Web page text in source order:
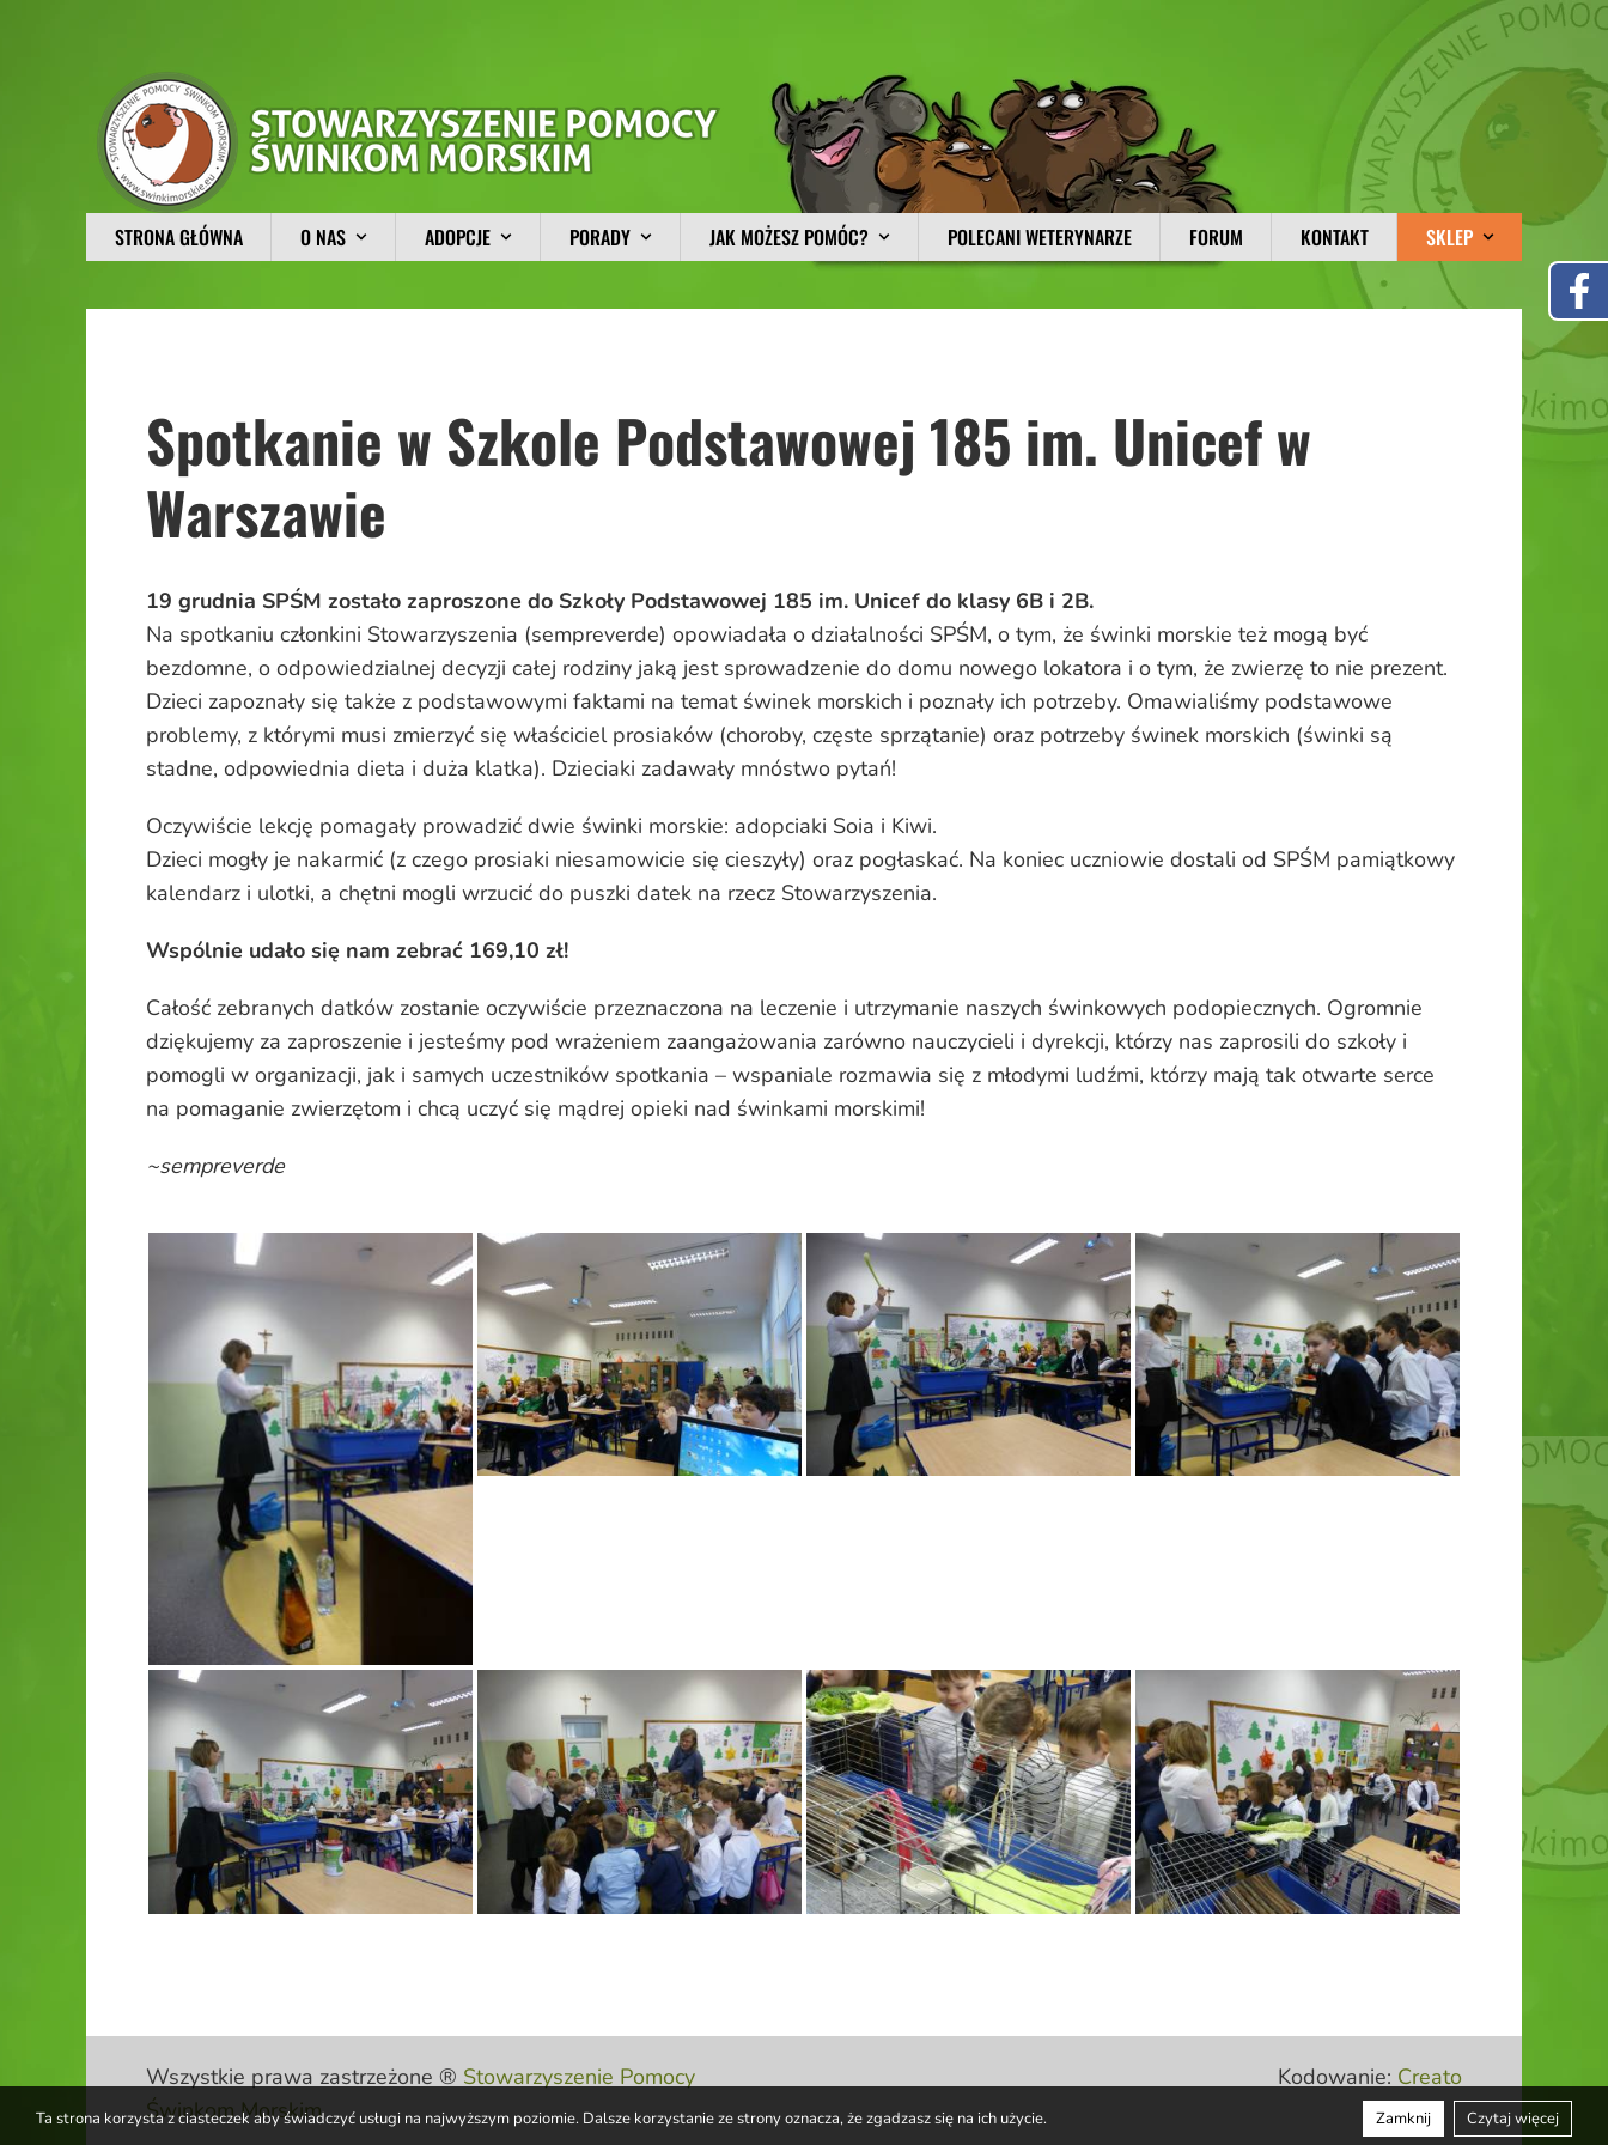
STRONA GŁÓWNA O NAS ADOPCJE PORADY JAK MOŻESZ POMÓC? POLECANI WETERYNARZE FORUM KONTAKT SKLEP
Spotkanie w Szkole Podstawowej 185 im. Unicef w
Warszawie
19 grudnia SPŚM zostało zaproszone do Szkoły Podstawowej 185 im. Unicef do klasy 6B i 2B.
Na spotkaniu członkini Stowarzyszenia (sempreverde) opowiadała o działalności SPŚM, o tym, że świnki morskie też mogą być
bezdomne, o odpowiedzialnej decyzji całej rodziny jaką jest sprowadzenie do domu nowego lokatora i o tym, że zwierzę to nie prezent.
Dzieci zapoznały się także z podstawowymi faktami na temat świnek morskich i poznały ich potrzeby. Omawialiśmy podstawowe
problemy, z którymi musi zmierzyć się właściciel prosiaków (choroby, częste sprzątanie) oraz potrzeby świnek morskich (świnki są
stadne, odpowiednia dieta i duża klatka). Dzieciaki zadawały mnóstwo pytań!
Oczywiście lekcję pomagały prowadzić dwie świnki morskie: adopciaki Soia i Kiwi.
Dzieci mogły je nakarmić (z czego prosiaki niesamowicie się cieszyły) oraz pogłaskać. Na koniec uczniowie dostali od SPŚM pamiątkowy
kalendarz i ulotki, a chętni mogli wrzucić do puszki datek na rzecz Stowarzyszenia.
Wspólnie udało się nam zebrać 169,10 zł!
Całość zebranych datków zostanie oczywiście przeznaczona na leczenie i utrzymanie naszych świnkowych podopiecznych. Ogromnie
dziękujemy za zaproszenie i jesteśmy pod wrażeniem zaangażowania zarówno nauczycieli i dyrekcji, którzy nas zaprosili do szkoły i
pomogli w organizacji, jak i samych uczestników spotkania – wspaniale rozmawia się z młodymi ludźmi, którzy mają tak otwarte serce
na pomaganie zwierzętom i chcą uczyć się mądrej opieki nad świnkami morskimi!
~sempreverde
Wszystkie prawa zastrzeżone ® Stowarzyszenie Pomocy
Świnkom Morskim
Kodowanie: Creato
Ta strona korzysta z ciasteczek aby świadczyć usługi na najwyższym poziomie. Dalsze korzystanie ze strony oznacza, że zgadzasz się na ich użycie. Zamknij Czytaj więcej